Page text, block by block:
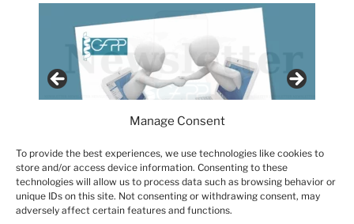
Manage Consent
To provide the best experiences, we use technologies like cookies to
store and/or access device information. Consenting to these
technologies will allow us to process data such as browsing behavior or
unique IDs on this site. Not consenting or withdrawing consent, may
adversely affect certain features and functions.